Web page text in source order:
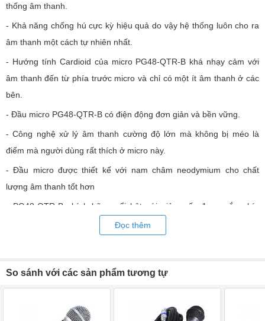
thống âm thanh.
- Khả năng chống hú cực kỳ hiệu quả do vậy hệ thống luôn cho ra
âm thanh một cách tự nhiên nhất.
- Hướng tính Cardioid của micro PG48-QTR-B khá nhạy cảm với
âm thanh đến từ phía trước micro và chỉ có một ít âm thanh ở các
bên.
- Đầu micro PG48-QTR-B có điện động đơn giản và bền vững.
- Công nghệ xử lý âm thanh cường độ lớn mà không bị méo là
điểm mà người dùng rất thích ở micro này.
- Đầu micro được thiết kế với nam châm neodymium cho chất
lượng âm thanh tốt hơn
- PG48-QTR-B chính hãng nổi bật với giảm sốc được gắn phía
- Công tắc bật/tắt tiện lợi trên thân micro để tránh bị gây nhiễu tín
- Lưới tản nhiệt bằng thép của Micro PG48-QTR-B khá bền vững,
Đọc thêm
So sánh với các sản phẩm tương tự